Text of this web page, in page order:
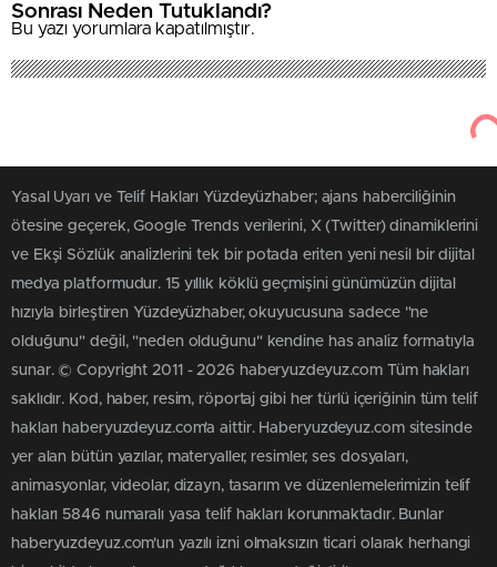
Sonrası Neden Tutuklandı?
Bu yazı yorumlara kapatılmıştır.
Gazeteci Barış Pehlivan hakkında eski sevgilisinin